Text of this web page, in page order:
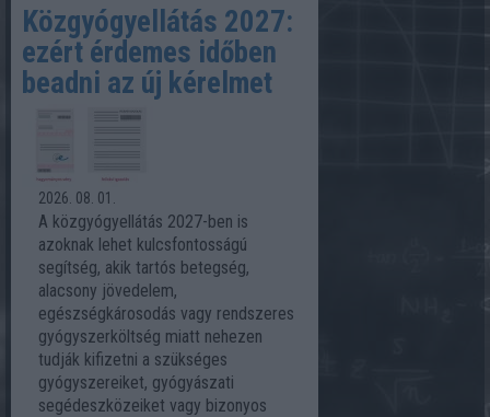
Közgyógyellátás 2027:
ezért érdemes időben
beadni az új kérelmet
2026. 08. 01.
A közgyógyellátás 2027-ben is
azoknak lehet kulcsfontosságú
segítség, akik tartós betegség,
alacsony jövedelem,
egészségkárosodás vagy rendszeres
gyógyszerköltség miatt nehezen
tudják kifizetni a szükséges
gyógyszereiket, gyógyászati
segédeszközeiket vagy bizonyos